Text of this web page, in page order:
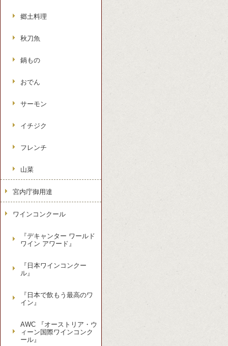
郷土料理
秋刀魚
鍋もの
おでん
サーモン
イチジク
フレンチ
山菜
宮内庁御用達
ワインコンクール
『デキャンター ワールド
ワイン アワード』
『日本ワインコンクー
ル』
『日本で飲もう最高のワ
イン』
AWC 『オーストリア・ウ
ィーン国際ワインコンク
ール』